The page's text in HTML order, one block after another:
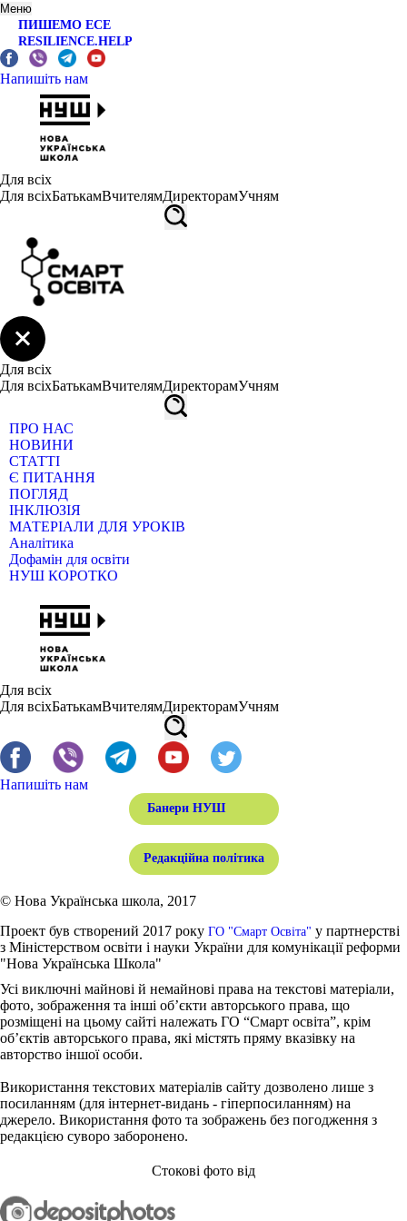
Меню
ПИШЕМО ЕСЕ
RESILIENCE.HELP
Напишіть нам
Для всіх
Для всіхБатькамВчителямДиректорамУчням
Для всіх
Для всіхБатькамВчителямДиректорамУчням
ПРО НАС
НОВИНИ
СТАТТІ
Є ПИТАННЯ
ПОГЛЯД
ІНКЛЮЗІЯ
МАТЕРІАЛИ ДЛЯ УРОКІВ
Аналітика
Дофамін для освіти
НУШ КОРОТКО
Для всіх
Для всіхБатькамВчителямДиректорамУчням
Напишіть нам
Банери НУШ
Редакційна політика
© Нова Українська школа, 2017
Проект був створений 2017 року ГО "Смарт Освіта" у партнерстві
з Міністерством освіти і науки України для комунікації реформи
"Нова Українська Школа"
Усі виключні майнові й немайнові права на текстові матеріали,
фото, зображення та інші об’єкти авторського права, що
розміщені на цьому сайті належать ГО “Смарт освіта”, крім
об’єктів авторського права, які містять пряму вказівку на
авторство іншої особи.
Використання текстових матеріалів сайту дозволено лише з
посиланням (для інтернет-видань - гіперпосиланням) на
джерело. Використання фото та зображень без погодження з
редакцією суворо заборонено.
Стокові фото від